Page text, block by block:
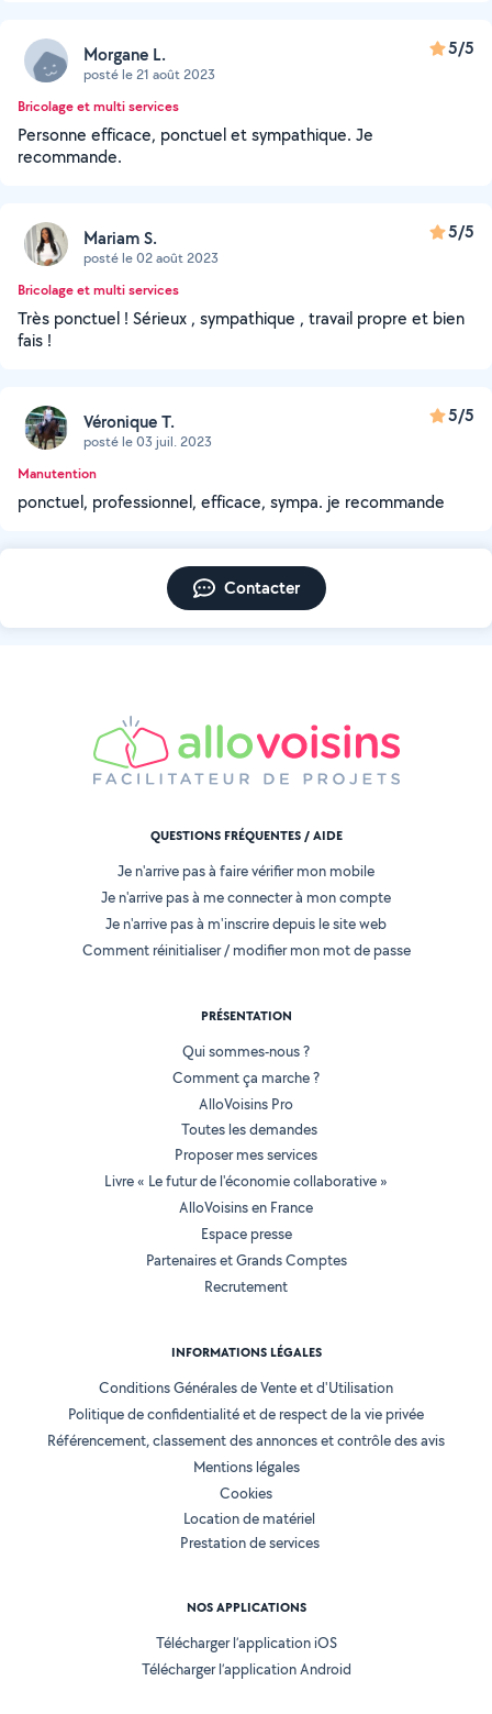
Morgane L.
posté le 21 août 2023
5/5
Bricolage et multi services
Personne efficace, ponctuel et sympathique. Je
recommande.
Mariam S.
posté le 02 août 2023
5/5
Bricolage et multi services
Très ponctuel ! Sérieux , sympathique , travail propre et bien
fais !
Véronique T.
posté le 03 juil. 2023
5/5
Manutention
ponctuel, professionnel, efficace, sympa. je recommande
Contacter
QUESTIONS FRÉQUENTES / AIDE
Je n'arrive pas à faire vérifier mon mobile
Je n'arrive pas à me connecter à mon compte
Je n'arrive pas à m'inscrire depuis le site web
Comment réinitialiser / modifier mon mot de passe
PRÉSENTATION
Qui sommes-nous ?
Comment ça marche ?
AlloVoisins Pro
Toutes les demandes
Proposer mes services
Livre « Le futur de l'économie collaborative »
AlloVoisins en France
Espace presse
Partenaires et Grands Comptes
Recrutement
INFORMATIONS LÉGALES
Conditions Générales de Vente et d'Utilisation
Politique de confidentialité et de respect de la vie privée
Référencement, classement des annonces et contrôle des avis
Mentions légales
Cookies
Location de matériel
Prestation de services
NOS APPLICATIONS
Télécharger l’application iOS
Télécharger l’application Android